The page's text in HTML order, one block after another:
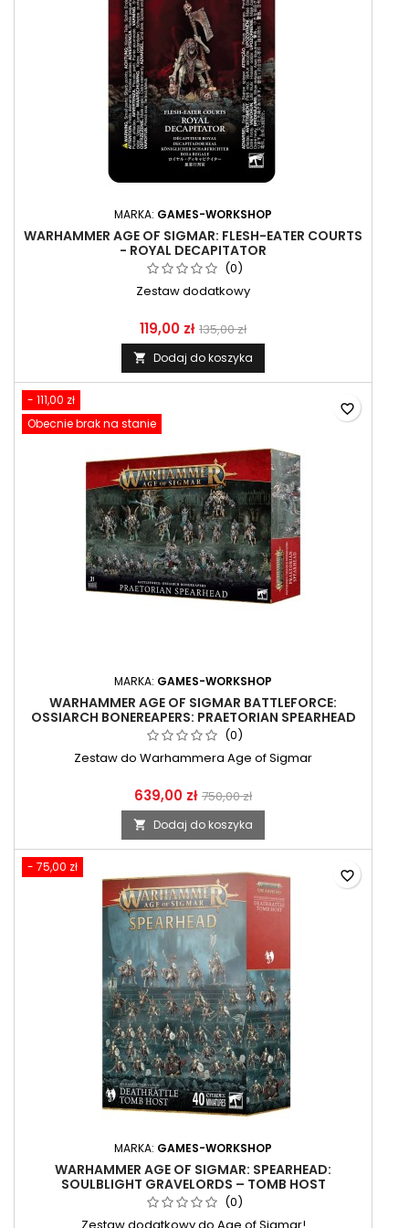
MARKA: GAMES-WORKSHOP
WARHAMMER AGE OF SIGMAR: FLESH-EATER COURTS
- ROYAL DECAPITATOR
(0)
Zestaw dodatkowy
119,00 zł 135,00 zł
 Dodaj do koszyka
- 111,00 zł
Obecnie brak na stanie
MARKA: GAMES-WORKSHOP
WARHAMMER AGE OF SIGMAR BATTLEFORCE:
OSSIARCH BONEREAPERS: PRAETORIAN SPEARHEAD
(0)
Zestaw do Warhammera Age of Sigmar
639,00 zł 750,00 zł
 Dodaj do koszyka
favorite_border
- 75,00 zł
MARKA: GAMES-WORKSHOP
WARHAMMER AGE OF SIGMAR: SPEARHEAD:
SOULBLIGHT GRAVELORDS – TOMB HOST
(0)
favorite_border